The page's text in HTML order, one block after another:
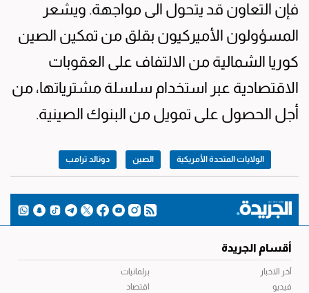
فإن التعاون قد يتحول الى مواجهة. ويشعر
المسؤولون الأميركيون بقلق من تمكين الصين
كوريا الشمالية من الالتفاف على العقوبات
الاقتصادية عبر استخدام سلسلة مشترياتها، من
أجل الحصول على تمويل من البنوك الصينية.
الولايات المتحدة الأمريكية الصين دونالد ترامب
أقسام الجريدة
آخر الاخبار
فيديو
برلمانيات
اقتصاد